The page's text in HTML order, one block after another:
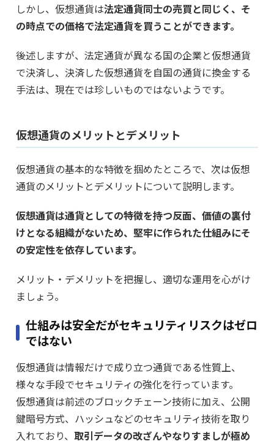
しかし、仮想通貨は法定通貨同士の売買と同じく、そ
の時点での価格で法定通貨を買うことができます。
後述しますが、法定通貨が異なる国の企業と仮想通貨
で決済し、決済した仮想通貨を自国の通貨に換金する
手法は、現在では珍しいものではないようです。
仮想通貨のメリットとデメリット
仮想通貨の基本的な特徴を掴めたところで、次は仮想
通貨のメリットとデメリットについて説明します。
仮想通貨は通貨としての特徴を持つ反面、価値の裏付
けとなる組織がないため、堅牢に作られた仕組みにそ
の安定性を依存しています。
メリット・デメリットを把握し、適切な運用を心がけ
ましょう。
仕組みは安全だがセキュリティリスクはゼロ
ではない
仮想通貨は情報だけで成り立つ通貨である性質上、
様々な手段でセキュリティの強化を行っています。
仮想通貨は前述のブロックチェーン技術に加え、公開
鍵暗号方式、ハッシュなどのセキュリティ技術を取り
入れており、 取引データの改ざんやなりすましが極め